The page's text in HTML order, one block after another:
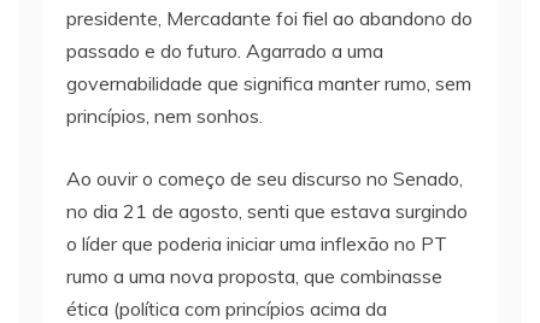
presidente, Mercadante foi fiel ao abandono do
passado e do futuro. Agarrado a uma
governabilidade que significa manter rumo, sem
princípios, nem sonhos.
Ao ouvir o começo de seu discurso no Senado,
no dia 21 de agosto, senti que estava surgindo
o líder que poderia iniciar uma inflexão no PT
rumo a uma nova proposta, que combinasse
ética (política com princípios acima da